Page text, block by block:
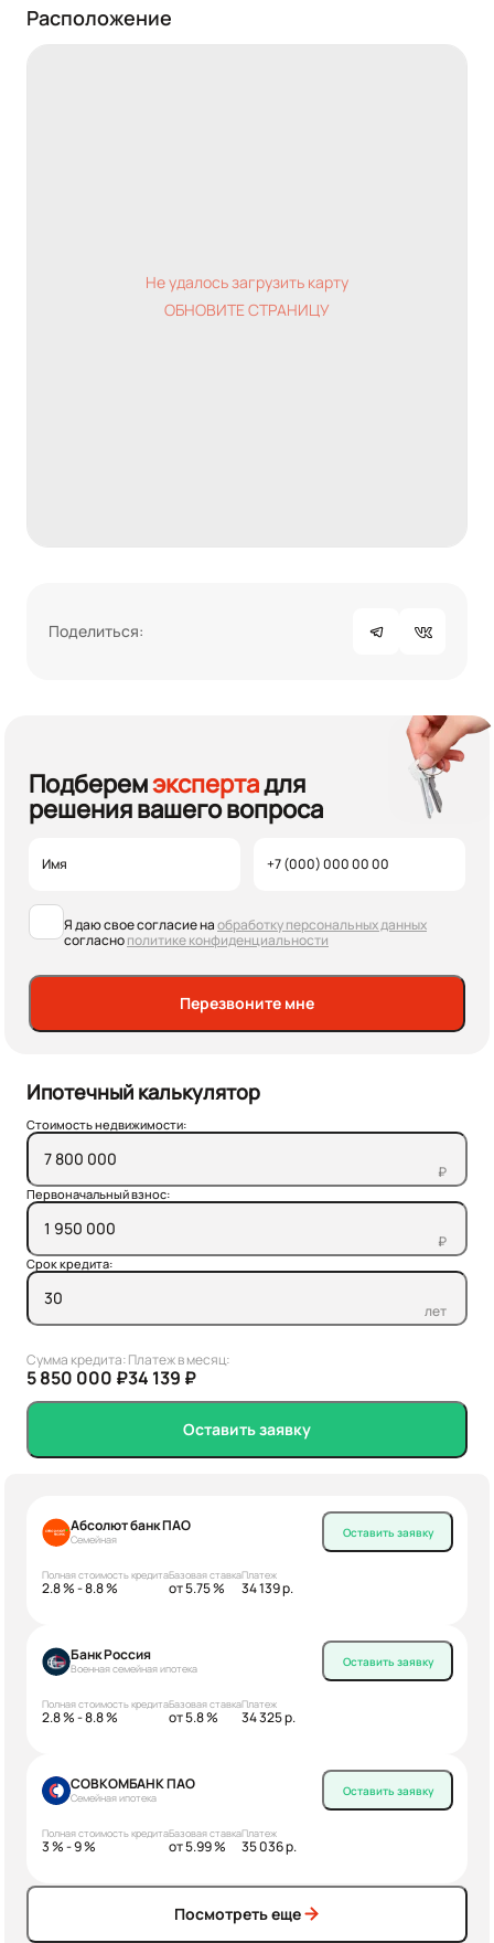
Расположение
Не удалось загрузить карту
ОБНОВИТЕ СТРАНИЦУ
Поделиться:
Подберемэкспертадля
решения вашего вопроса
Я даю свое согласие наобработку персональных данных
согласнополитике конфиденциальности
Перезвоните мне
Ипотечный калькулятор
Стоимость недвижимости:
₽
Первоначальный взнос:
₽
Срок кредита:
лет
Сумма кредита:
5 850 000 ₽
Платеж в месяц:
34 139 ₽
Оставить заявку
Абсолют банк ПАО
Семейная
Полная стоимость кредита
2.8 % - 8.8 %
Базовая ставка
от 5.75 %
Платеж
34 139 р.
Оставить заявку
Банк Россия
Военная семейная ипотека
Полная стоимость кредита
2.8 % - 8.8 %
Базовая ставка
от 5.8 %
Платеж
34 325 р.
Оставить заявку
СОВКОМБАНК ПАО
Семейная ипотека
Полная стоимость кредита
3 % - 9 %
Базовая ставка
от 5.99 %
Платеж
35 036 р.
Оставить заявку
Посмотреть еще